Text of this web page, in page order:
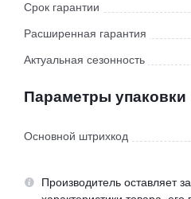
Срок гарантии
Расширенная гарантия
Актуальная сезонность
Параметры упаковки
Основной штрихкод
Производитель оставляет